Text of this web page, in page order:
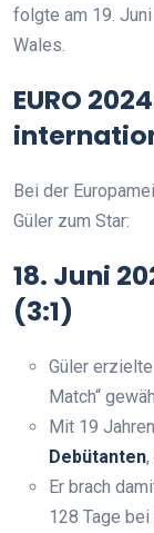
folgte am 19.
Wales.
EURO
Bei der
Güler zum Star:
18. Juni
(3:1)
Güler
Match“
Mit 19
Debütanten
Er brach
128 Tage bei